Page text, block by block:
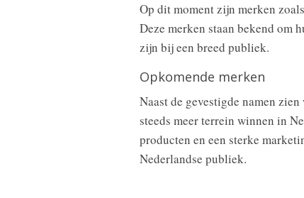
Op dit moment zijn merken
Deze merken staan bekend om
zijn bij een breed publiek.
Opkomende merken
Naast de gevestigde namen
steeds meer terrein winnen in
producten en een sterke
Nederlandse publiek.